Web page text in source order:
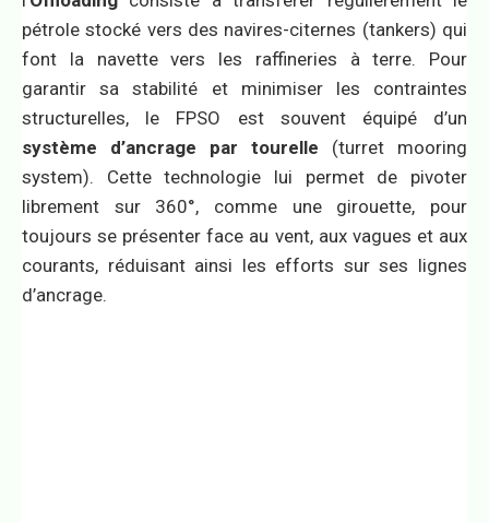
pétrole stocké vers des navires-citernes (tankers) qui
font la navette vers les raffineries à terre. Pour
garantir sa stabilité et minimiser les contraintes
structurelles, le FPSO est souvent équipé d’un
système d’ancrage par tourelle (turret mooring
system). Cette technologie lui permet de pivoter
librement sur 360°, comme une girouette, pour
toujours se présenter face au vent, aux vagues et aux
courants, réduisant ainsi les efforts sur ses lignes
d’ancrage.